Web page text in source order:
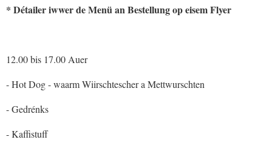
* Détailer iwwer de Menü an Bestellung op eisem Flyer
12.00 bis 17.00 Auer
- Hot Dog - waarm Wiirschtescher a Mettwurschten
- Gedrénks
- Kaffistuff